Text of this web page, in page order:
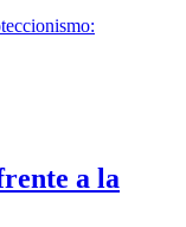
a la